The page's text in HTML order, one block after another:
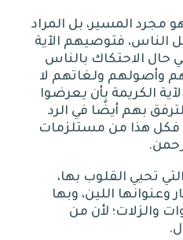
مجرد المسير، بل المراد
فتوصيهم الآية
حال الاحتكاك بالناس
وأصولهم ولغاتهم لا
الكريمة بأن يعرضوا
بهم أيضًا في الرد
فكل هذا من مستلزمات
.
تحيي القلوب بها،
اللين، وبها
والزلات؛ لأن من
.